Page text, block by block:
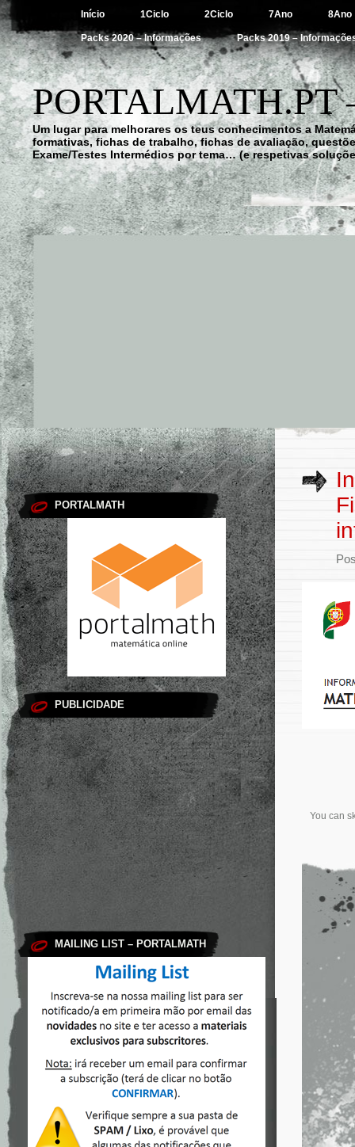
Início 1Ciclo 2Ciclo 7Ano 8Ano
Packs 2020 – Informações Packs 2019 –
Um lugar para melhorares os teus conhecimentos a
formativas, fichas de trabalho, fichas de avaliação,
Exame/Testes Intermédios por tema… (e respetivas
PORTALMATH
PUBLICIDADE
MAILING LIST – PORTALMATH
You can